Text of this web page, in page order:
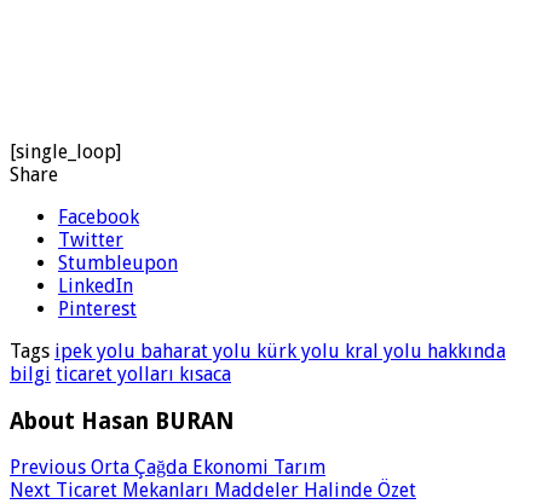
[single_loop]
Share
Facebook
Twitter
Stumbleupon
LinkedIn
Pinterest
Tags ipek yolu baharat yolu kürk yolu kral yolu hakkında
bilgi ticaret yolları kısaca
About Hasan BURAN
Previous Orta Çağda Ekonomi Tarım
Next Ticaret Mekanları Maddeler Halinde Özet